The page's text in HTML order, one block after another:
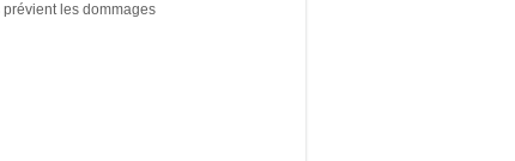
les dommages